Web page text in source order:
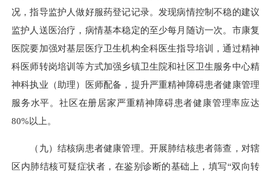
况，指导监护人做好服药登记记录。发现病情控制不稳的建议
监护人送医治疗，病情基本稳定的至少每月随访一次。市康复
医院要加强对基层医疗卫生机构全科医生指导培训，通过精神
科医师转岗培训等方式加强乡镇卫生院和社区卫生服务中心精
神科执业（助理）医师配备，提升严重精神障碍患者健康管理
服务水平。社区在册居家严重精神障碍患者健康管理率应达
80%以上。
（九）结核病患者健康管理。开展肺结核患者筛查，对辖
区内肺结核可疑症状者，在鉴别诊断的基础上，填写“双向转